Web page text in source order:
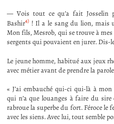
— Vois tout ce qu’a fait Josselin
Bashir4) ! Il a le sang du lion, mais
Mon fils, Mesrob, qui se trouve à
sergents qui pouvaient en jurer. Dis-
Le jeune homme, habitué aux jeux
avec métier avant de prendre la
« J’ai embauché qui-ci qui-là à
qui n’a que louanges à faire du
rabroue la superbe du fort. Féroce le
avec les siens. Avec lui, tout semble